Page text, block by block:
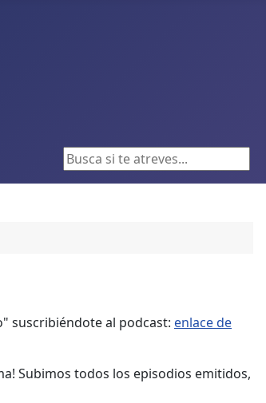
Buscar...
suscribiéndote al podcast: enlace de
Subimos todos los episodios emitidos,